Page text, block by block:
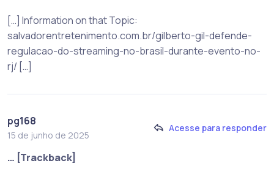
[…] Information on that Topic:
salvadorentretenimento.com.br/gilberto-gil-defende-
regulacao-do-streaming-no-brasil-durante-evento-no-
rj/ […]
pg168
15 de junho de 2025
Acesse para responder
… [Trackback]